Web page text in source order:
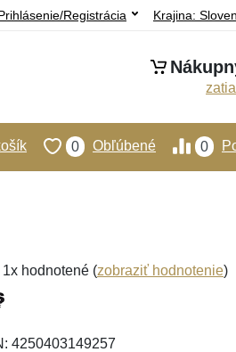
Krajina:
Registrácia
0
0 Obľúbené
1x hodnotené (zobraziť hodnotenie)
4250403149257